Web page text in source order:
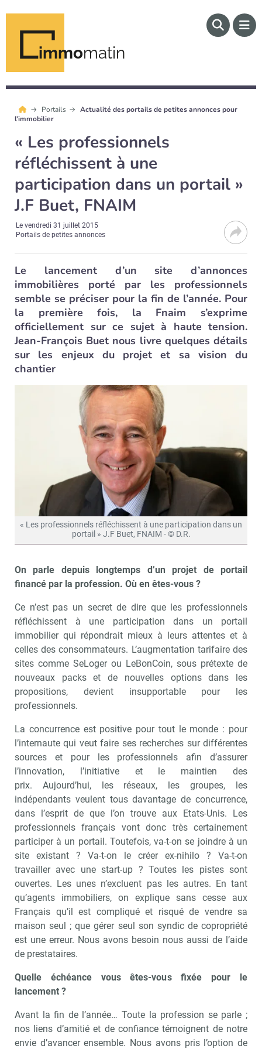
immomatin
Portails
Actualité des portails de petites annonces pour
l'immobilier
« Les professionnels
réfléchissent à une
participation dans un portail »
J.F Buet, FNAIM
Levendredi 31 juillet 2015
Portails de petites annonces
Le lancement d’un site d’annonces
immobilières porté par les professionnels
semble se préciser pour la fin de l’année. Pour
la première fois, la Fnaim s’exprime
officiellement sur ce sujet à haute tension.
Jean-François Buet nous livre quelques détails
sur les enjeux du projet et sa vision du
chantier
« Les professionnels réfléchissent à une participation dans un
portail » J.F Buet, FNAIM - © D.R.
On parle depuis longtemps d’un projet de portail
financé par la profession. Où en êtes-vous ?
Ce n’est pas un secret de dire que les professionnels
réfléchissent à une participation dans un portail
immobilier qui répondrait mieux à leurs attentes et à
celles des consommateurs. L’augmentation tarifaire des
sites comme SeLoger ou LeBonCoin, sous prétexte de
nouveaux packs et de nouvelles options dans les
propositions, devient insupportable pour les
professionnels.
La concurrence est positive pour tout le monde : pour
l’internaute qui veut faire ses recherches sur différentes
sources et pour les professionnels afin d’assurer
l’innovation, l’initiative et le maintien des
prix. Aujourd’hui, les réseaux, les groupes, les
indépendants veulent tous davantage de concurrence,
dans l’esprit de que l’on trouve aux Etats-Unis. Les
professionnels français vont donc très certainement
participer à un portail. Toutefois, va-t-on se joindre à un
site existant ? Va-t-on le créer ex-nihilo ? Va-t-on
travailler avec une start-up ? Toutes les pistes sont
ouvertes. Les unes n’excluent pas les autres. En tant
qu’agents immobiliers, on explique sans cesse aux
Français qu’il est compliqué et risqué de vendre sa
maison seul ; que gérer seul son syndic de copropriété
est une erreur. Nous avons besoin nous aussi de l’aide
de prestataires.
Quelle échéance vous êtes-vous fixée pour le
lancement ?
Avant la fin de l’année… Toute la profession se parle ;
nos liens d’amitié et de confiance témoignent de notre
envie d’avancer ensemble. Nous avons pris l’option de